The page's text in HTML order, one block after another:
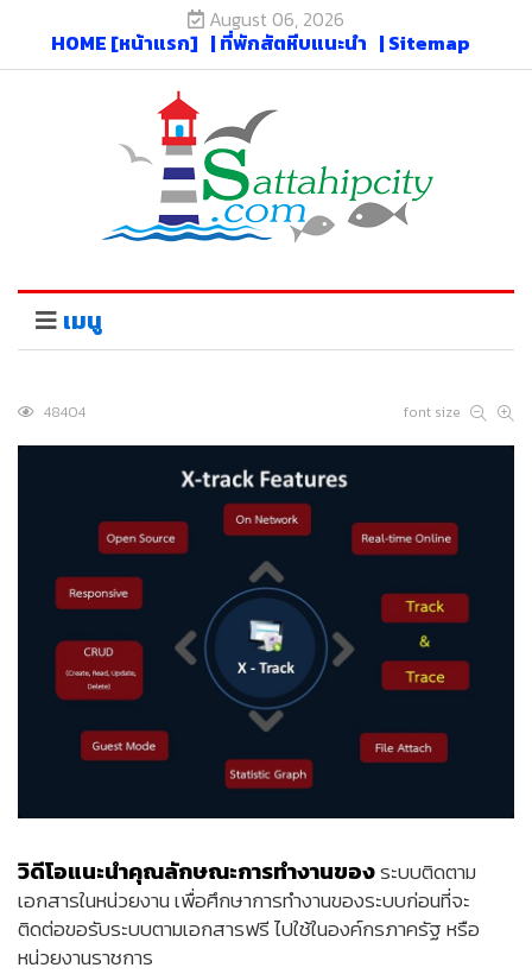
August 06, 2026
HOME [หน้าแรก] | ที่พักสัตหีบแนะนำ | Sitemap
เมนู
48404 font size
วิดีโอแนะนำคุณลักษณะการทำงานของระบบติดตาม
เอกสารในหน่วยงาน เพื่อศึกษาการทำงานของระบบก่อนที่จะ
ติดต่อขอรับระบบตามเอกสารฟรี ไปใช้ในองค์กรภาครัฐ หรือ
หน่วยงานราชการ